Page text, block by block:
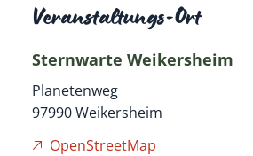
Veranstaltungs-Ort
Sternwarte Weikersheim
Planetenweg
97990 Weikersheim
OpenStreetMap